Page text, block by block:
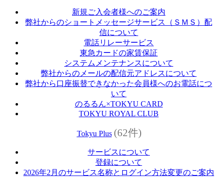
新規ご入会者様へのご案内
弊社からのショートメッセージサービス（ＳＭＳ）配
信について
電話リレーサービス
東急カードの家賃保証
システムメンテナンスについて
弊社からのメールの配信元アドレスについて
弊社から口座振替できなかった会員様へのお電話につ
いて
のるるん×TOKYU CARD
TOKYU ROYAL CLUB
Tokyu Plus (62件)
サービスについて
登録について
2026年2月のサービス名称とログイン方法変更のご案内